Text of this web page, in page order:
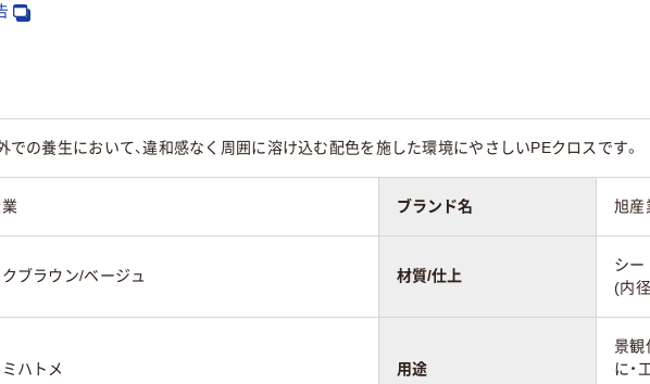
での養生において、違和感なく周囲に溶け込む配色を施した環境にやさしいPEクロスです。
ブランド名 旭産
ブラウン/ベージュ 材質/仕上
シー
(内
ハトメ 用途
景観
に・